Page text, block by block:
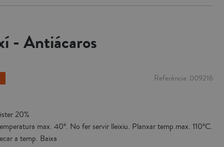
- Antiácaros
Referència 009216
20%
max. 40º. No fer servir lleixiu. Planxar temp.max. 110ºC.
a temp. Baixa